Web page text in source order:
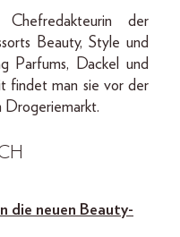
der
Beauty, Style und
Parfums, Dackel und
findet man sie vor der
Drogeriemarkt.
die neuen Beauty-